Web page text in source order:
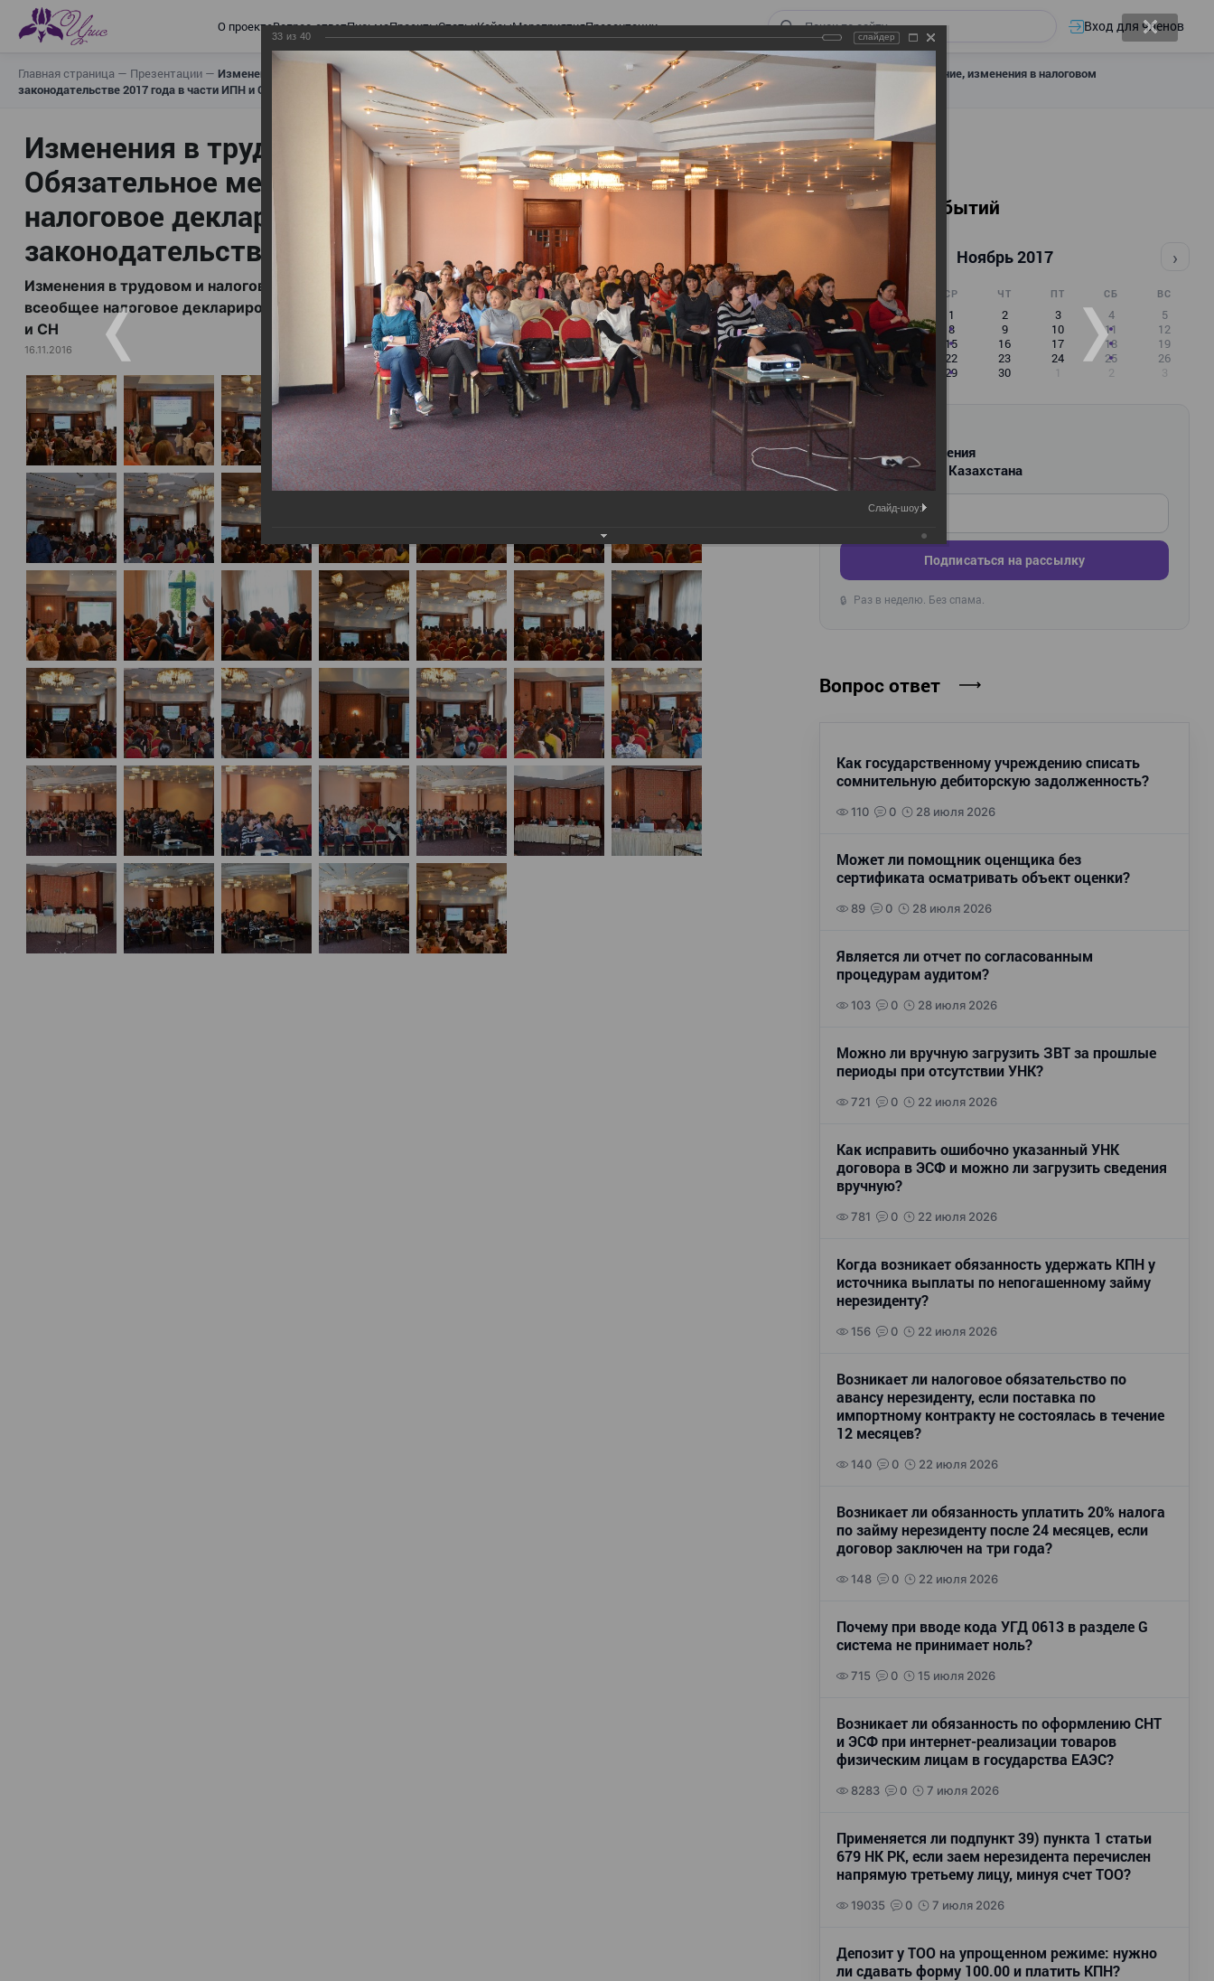
О проектеВопрос-ответПисьмаПроектыСтатьиКейсыМероприятияПрезентации Вход для членов
Главная страница — Презентации — Изменения в трудовом и налоговом законодательстве: Обязательное медицинское страхование, всеобщее налоговое декларирование, изменения в налоговом
законодательстве 2017 года в части ИПН и СН
Изменения в трудовом и налоговом законодательстве:
Обязательное медицинское страхование, всеобщее
налоговое декларирование, изменения в налоговом
законодательстве 2017 года в части ИПН и СН
Изменения в трудовом и налоговом законодательстве: Обязательное медицинское страхование,
всеобщее налоговое декларирование, изменения в налоговом законодательстве 2017 года в части ИПН
и СН
16.11.2016
Календарь событий
Ноябрь 2017 ›
ВТ СР ЧТ ПТ СБ ВС
30 31 1 2 3 4
5
6
7 8 9 10 11
12
15 16 17 18
19
20
21 22 23 24 25
26
27
28 29 30 1 2 3
РАССЫЛКА
Новости и изменения
для бухгалтеров Казахстана
Введите ваш e-mail
Подписаться на рассылку
🔒 Раз в неделю. Без спама.
Вопрос ответ
Как государственному учреждению списать
сомнительную дебиторскую задолженность?
110 0 28 июля 2026
Может ли помощник оценщика без
сертификата осматривать объект оценки?
89 0 28 июля 2026
Является ли отчет по согласованным
процедурам аудитом?
103 0 28 июля 2026
Можно ли вручную загрузить ЗВТ за прошлые
периоды при отсутствии УНК?
721 0 22 июля 2026
Как исправить ошибочно указанный УНК
договора в ЭСФ и можно ли загрузить сведения
вручную?
781 0 22 июля 2026
Когда возникает обязанность удержать КПН у
источника выплаты по непогашенному займу
нерезиденту?
156 0 22 июля 2026
Возникает ли налоговое обязательство по
авансу нерезиденту, если поставка по
импортному контракту не состоялась в течение
12 месяцев?
140 0 22 июля 2026
Возникает ли обязанность уплатить 20% налога
по займу нерезиденту после 24 месяцев, если
договор заключен на три года?
148 0 22 июля 2026
Почему при вводе кода УГД 0613 в разделе G
система не принимает ноль?
715 0 15 июля 2026
Возникает ли обязанность по оформлению СНТ
и ЭСФ при интернет-реализации товаров
физическим лицам в государства ЕАЭС?
8283 0 7 июля 2026
Применяется ли подпункт 39) пункта 1 статьи
679 НК РК, если заем нерезидента перечислен
напрямую третьему лицу, минуя счет ТОО?
19035 0 7 июля 2026
Депозит у ТОО на упрощенном режиме: нужно
ли сдавать форму 100.00 и платить КПН?
33 из 40 слайдер
Слайд-шоу: